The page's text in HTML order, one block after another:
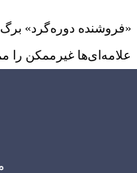
«فروشنده دوره‌گرد»
علامه‌ای‌ها غیرممکن را